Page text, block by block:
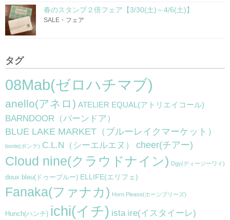
春のスタンプ２倍フェア【3/30(土)～4/6(土)】
SALE・フェア
タグ
08Mab(ゼロハチマブ)
anello(アネロ) ATELIER EQUAL(アトリエイコール)
BARNDOOR（バーンドア）
BLUE LAKE MARKET（ブルーレイクマーケット）
bonte(ボンテ) C.L.N（シーエルエヌ） cheer(チアー)
Cloud nine(クラウドナイン) Dgy(ディージーワイ)
doux bleu(ドゥーブルー) ELLIFE(エリフェ)
Fanaka(ファナカ) Horn Please(ホーンプリーズ)
Hunch(ハンチ) ichi(イチ) ista ire(イスタイーレ)